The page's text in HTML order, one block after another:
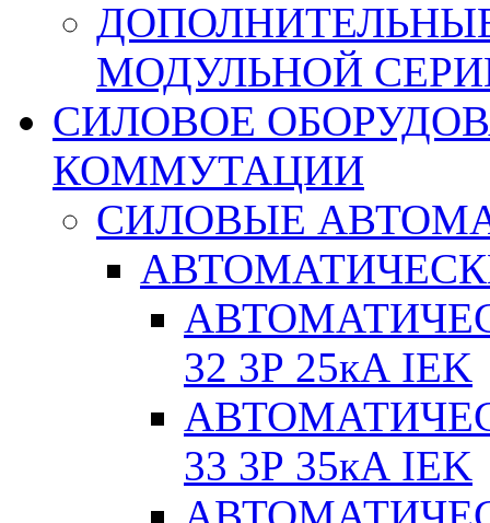
МОДУЛЬНОЙ
СИЛОВОЕ
КОММУТАЦИИ
СИЛОВЫЕ
32 3Р 25кА IEK
33 3Р 35кА IEK